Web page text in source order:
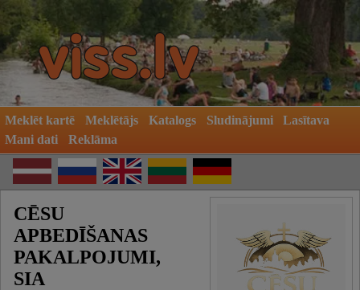
Meklēt kartē Meklētājs Katalogs Sludinājumi
Lasītava
Mani dati
Reklāma
CĒSU
APBEDĪŠANAS
PAKALPOJUMI,
SIA